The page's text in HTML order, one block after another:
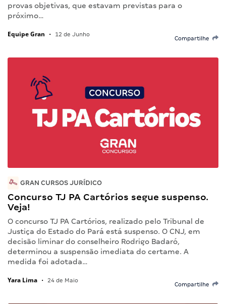
provas objetivas, que estavam previstas para o
próximo…
Equipe Gran • 12 de Junho
Compartilhe
GRAN CURSOS JURÍDICO
Concurso TJ PA Cartórios segue suspenso.
Veja!
O concurso TJ PA Cartórios, realizado pelo Tribunal de
Justiça do Estado do Pará está suspenso. O CNJ, em
decisão liminar do conselheiro Rodrigo Badaró,
determinou a suspensão imediata do certame. A
medida foi adotada…
Yara Lima • 24 de Maio
Compartilhe